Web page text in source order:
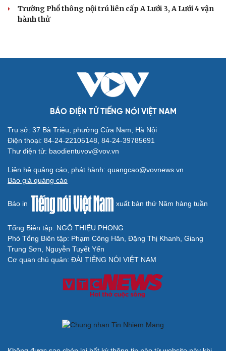
Tuyên Quang xử lý được hơn 40% dự án tồn đọng, kéo
dài
Bền bỉ nối những nhịp cầu vùng cao
Quy tập hài cốt liệt sĩ trong hang đá ở xã Cư Pui, tỉnh
DỰ BÁO THỜI TIẾT
Thời tiết ngày 7/8: Mưa lớn bao trùm Bắc Bộ về
đêm và sáng
Thời tiết hôm nay 6/8: Bắc Bộ mưa lớn, Hà Nội có nơi
phòng rủi ro